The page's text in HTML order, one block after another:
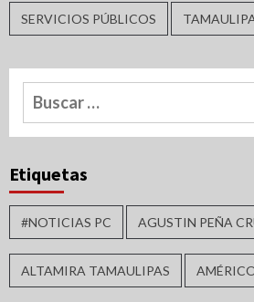
SERVICIOS PÚBLICOS
Buscar:
Etiquetas
#NOTICIAS PC AGUSTIN PEÑA
ALTAMIRA TAMAULIPAS